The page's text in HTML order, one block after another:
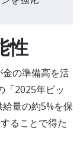
性
の準備高を活
「2025年ビッ
量の約5%を保
ることで得た